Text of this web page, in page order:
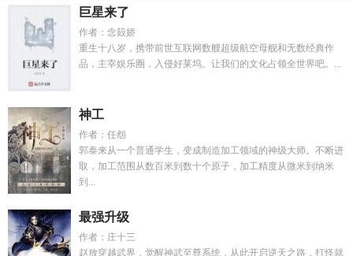
巨星来了
作者：念笯娇
重生十八岁，携带前世互联网数艘超级航空母舰和无数经典作
品，主宰娱乐圈，入侵好莱坞。让我们的文化占领全世界吧。...
神工
作者：任怨
郭泰来从一个普通学生，变成制造加工领域的神级大师。不断进
取，加工范围从数百米到数十个原子，加工精度从微米到纳米
到...
最强升级
作者：庄十三
赵放穿越武界，觉醒神武至尊系统，从此开启逆天之路，打怪就